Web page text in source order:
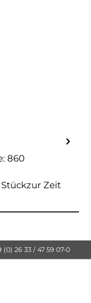
860
Zeit
(0) 26 33 / 47 59 07-0